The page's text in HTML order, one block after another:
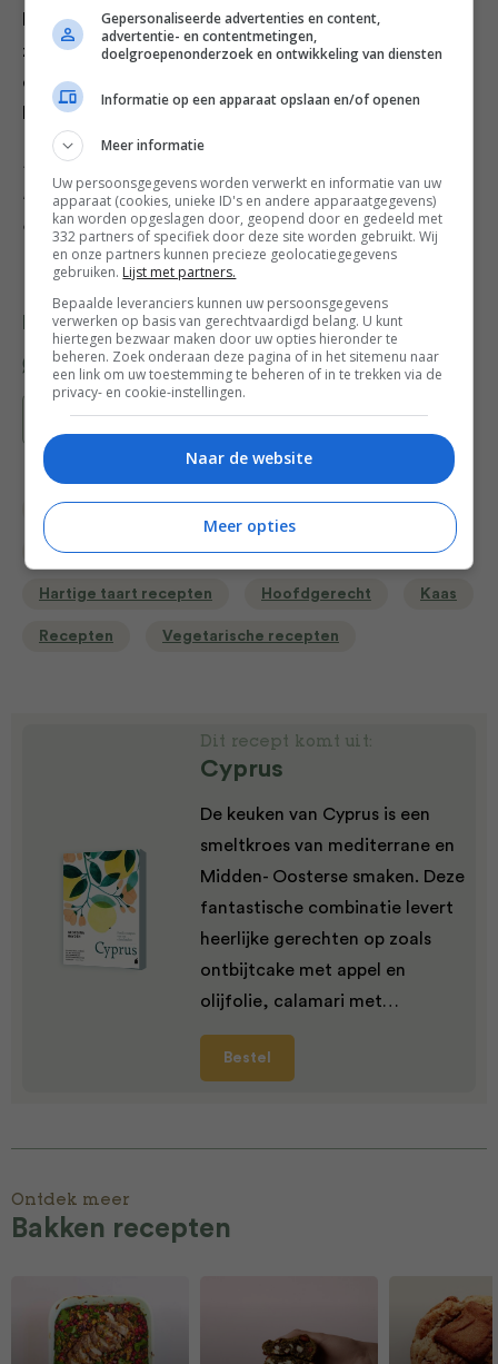
krokant en goudkleurig is. Besprenkel met honing en
zet nog 10-15 minuten in de oven tot de bovenkant
donkergoud van kleur is. Laat 10 minuten in de
bakvorm afkoelen en serveer.
Dit recept is afkomstig uit het gratis weekmenu met
recepten uit Cyprus. Het hele weekmenu kun je
downloaden door op onderstaande afbeelding te klikken.
Deel dit recept
Bewaar recept
Bakken
Diner voor 4 of meer Gangen Gelegenheid
Hartige taart recepten Hoofdgerecht Kaas
Recepten Vegetarische recepten
Dit recept komt uit:
Cyprus
De keuken van Cyprus is een
smeltkroes van mediterrane en
Midden- Oosterse smaken. Deze
fantastische combinatie levert
heerlijke gerechten op zoals
ontbijtcake met appel en
olijfolie, calamari met…
Bestel
Ontdek meer
Bakken recepten
Gepersonaliseerde advertenties en content,
advertentie- en contentmetingen,
doelgroepenonderzoek en ontwikkeling van diensten
Informatie op een apparaat opslaan en/of openen
Meer informatie
Uw persoonsgegevens worden verwerkt en informatie van uw
apparaat (cookies, unieke ID's en andere apparaatgegevens)
kan worden opgeslagen door, geopend door en gedeeld met
332 partners of specifiek door deze site worden gebruikt. Wij
en onze partners kunnen precieze geolocatiegegevens
gebruiken. Lijst met partners.
Bepaalde leveranciers kunnen uw persoonsgegevens
verwerken op basis van gerechtvaardigd belang. U kunt
hiertegen bezwaar maken door uw opties hieronder te
beheren. Zoek onderaan deze pagina of in het sitemenu naar
een link om uw toestemming te beheren of in te trekken via de
privacy- en cookie-instellingen.
Naar de website
Meer opties